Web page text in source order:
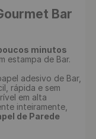
Bar
minutos
estampa de Bar.
rápida e sem
em alta
inteiramente,
de Parede